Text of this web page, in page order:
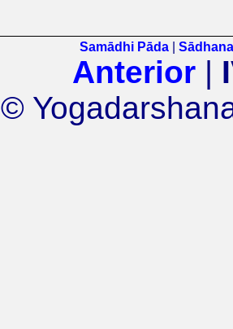
Samādhi Pāda
Anterior|
©